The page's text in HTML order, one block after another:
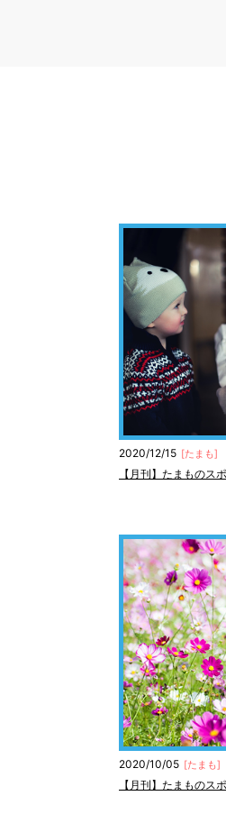
2020/12/15 [たまも]
【月刊】たまものス
2020/10/05 [たまも]
【月刊】たまものス